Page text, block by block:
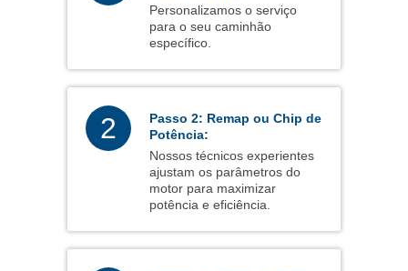
Personalizamos o serviço
para o seu caminhão
específico.
2
Passo 2: Remap ou Chip de
Potência:
Nossos técnicos experientes
ajustam os parâmetros do
motor para maximizar
potência e eficiência.